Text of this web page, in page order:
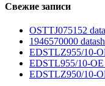
Свежие записи
OSTTJ075152
1946570000
EDSTLZ955/10-
EDSTL955/10-OE
EDSTLZ950/10-